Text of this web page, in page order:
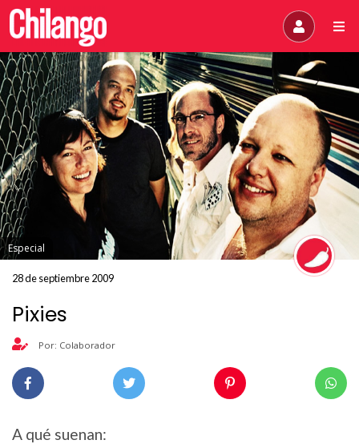
Especial
28 de septiembre 2009
Pixies
Por: Colaborador
A qué suenan: